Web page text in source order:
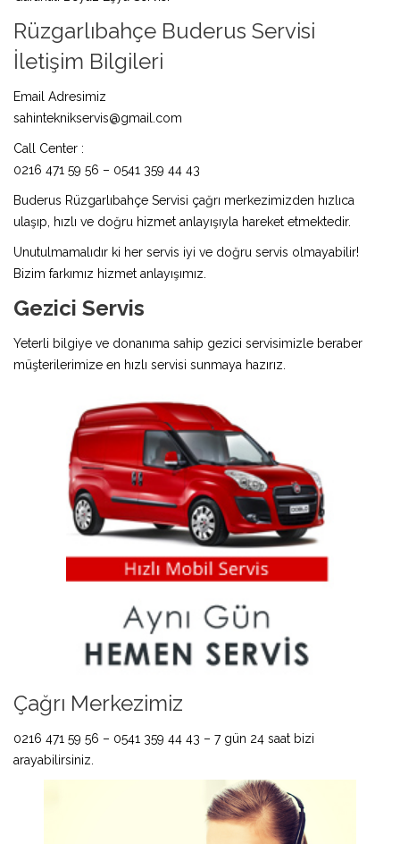
Rüzgarlıbahçe Buderus Servisi
İletişim Bilgileri
Email Adresimiz
sahinteknikservis@gmail.com
Call Center :
0216 471 59 56 – 0541 359 44 43
Buderus Rüzgarlıbahçe Servisi çağrı merkezimizden hızlıca
ulaşıp, hızlı ve doğru hizmet anlayışıyla hareket etmektedir.
Unutulmamalıdır ki her servis iyi ve doğru servis olmayabilir!
Bizim farkımız hizmet anlayışımız.
Gezici Servis
Yeterli bilgiye ve donanıma sahip gezici servisimizle beraber
müşterilerimize en hızlı servisi sunmaya hazırız.
Çağrı Merkezimiz
0216 471 59 56 – 0541 359 44 43 – 7 gün 24 saat bizi
arayabilirsiniz.